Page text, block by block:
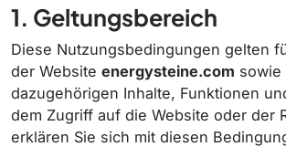
1. Geltungsbereich
Diese Nutzungsbedingungen gelten
der Website energysteine.com sowie
dazugehörigen Inhalte, Funktionen
dem Zugriff auf die Website oder der
erklären Sie sich mit diesen